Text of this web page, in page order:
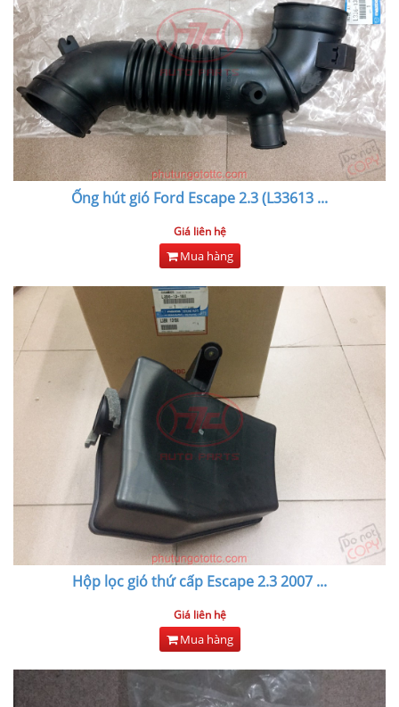
Ống hút gió Ford Escape 2.3 (L33613 ...
Giá liên hệ
Mua hàng
Hộp lọc gió thứ cấp Escape 2.3 2007 ...
Giá liên hệ
Mua hàng